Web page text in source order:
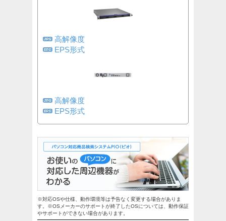
高解像度
EPS形式
高解像度
EPS形式
※対応OSや仕様、動作環境等は予告なく変更する場合がありま
す。※OSメーカーのサポートが終了したOSについては、動作保証
やサポートができない場合があります。